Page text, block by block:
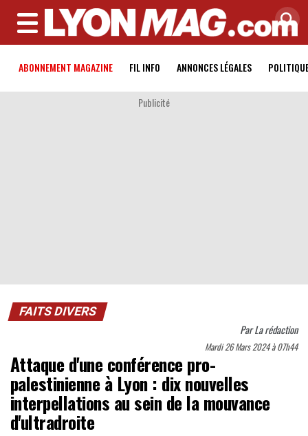
MENU
ABONNEMENT MAGAZINE FIL INFO ANNONCES LÉGALES
Publicité
FAITS DIVERS
ParLa rédaction
Mardi 26 Mars 2024 à 07h44
Attaque d'une conférence pro-
palestinienne à Lyon : dix nouvelles
interpellations au sein de la mouvance
d'ultradroite